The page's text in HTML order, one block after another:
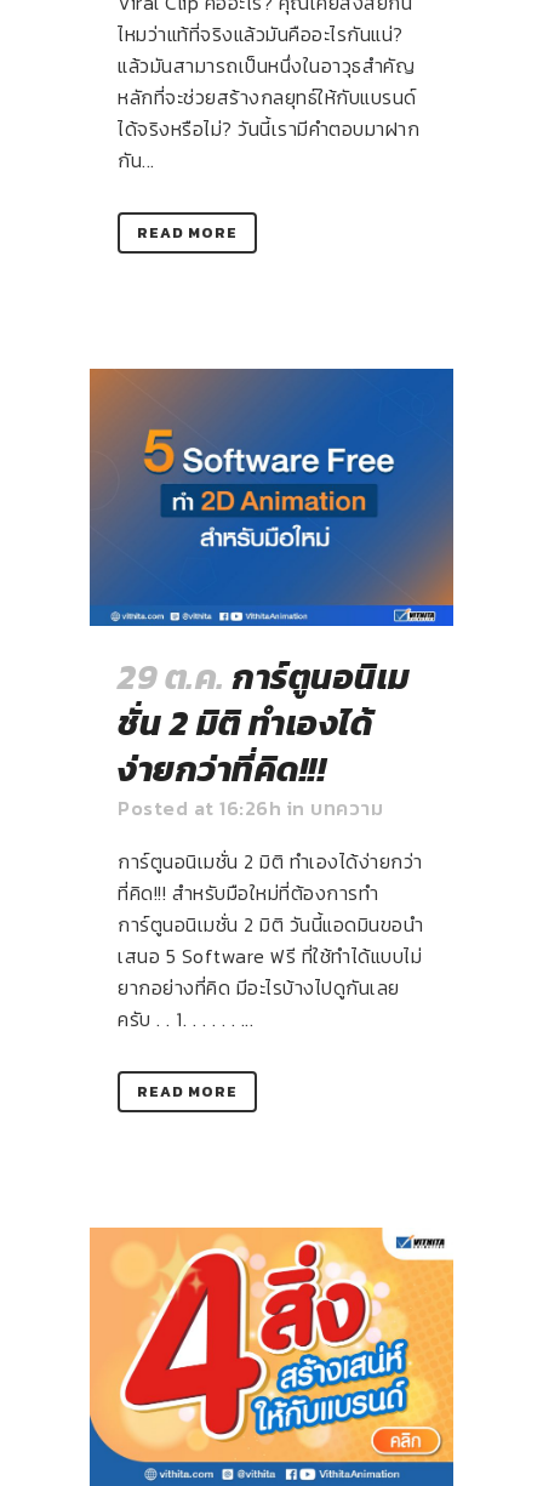
ไหมว่าแท้ที่จริงแล้วมันคืออะไรกันแน่?
แล้วมันสามารถเป็นหนึ่งในอาวุธสำคัญ
หลักที่จะช่วยสร้างกลยุทธ์ให้กับแบรนด์
ได้จริงหรือไม่? วันนี้เรามีคำตอบมาฝาก
กัน...
READ MORE
29 ต.ค. การ์ตูนอนิเม
ชั่น 2 มิติ ทำเองได้
ง่ายกว่าที่คิด!!!
Posted at 16:26h in บทความ
การ์ตูนอนิเมชั่น 2 มิติ ทำเองได้ง่ายกว่า
ที่คิด!!! สำหรับมือใหม่ที่ต้องการทำ
การ์ตูนอนิเมชั่น 2 มิติ วันนี้แอดมินขอนำ
เสนอ 5 Software ฟรี ที่ใช้ทำได้แบบไม่
ยากอย่างที่คิด มีอะไรบ้างไปดูกันเลย
ครับ . . 1. . . . . . ...
READ MORE